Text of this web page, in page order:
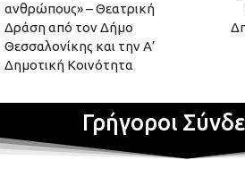
ανθρώπους» – Θεατρική
Δράση από τον Δήμο
Θεσσαλονίκης και την Α’
Δημοτική Κοινότητα
Γρήγοροι